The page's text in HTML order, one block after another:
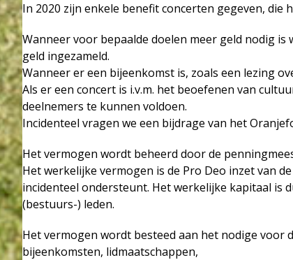
In 2020 zijn enkele benefit concerten gegeven, die
Wanneer voor bepaalde doelen meer geld nodig
geld ingezameld.
Wanneer er een bijeenkomst is, zoals een lezing
Als er een concert is i.v.m. het beoefenen van
deelnemers te kunnen voldoen.
Incidenteel vragen we een bijdrage van het
Het vermogen wordt beheerd door de
Het werkelijke vermogen is de Pro Deo inzet van
incidenteel ondersteunt. Het werkelijke kapitaal is
(bestuurs-) leden.
Het vermogen wordt besteed aan het nodige
bijeenkomsten, lidmaatschappen,